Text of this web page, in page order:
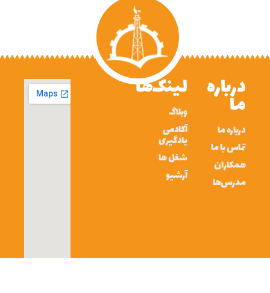
درباره
ما
درباره ما
تماس با ما
همکاران
مدرس‌ها
لینک‌ها
وبلاگ
آکادمی
یادگیری
شغل ها
آرشیو